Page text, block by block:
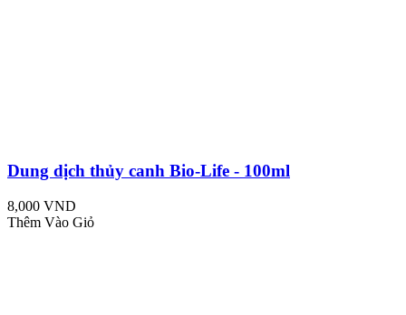
Dung dịch thủy canh Bio-Life - 100ml
8,000 VND
Thêm Vào Giỏ